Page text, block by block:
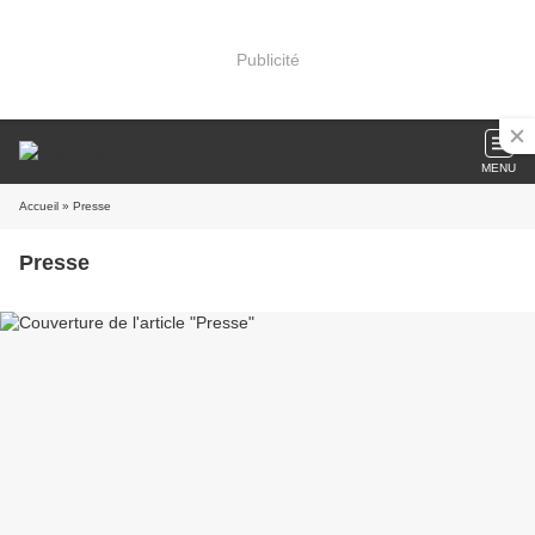
Publicité
MENU
Accueil » Presse
Presse